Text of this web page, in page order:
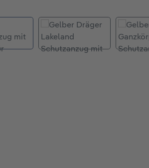
Bildergalerie überspringen